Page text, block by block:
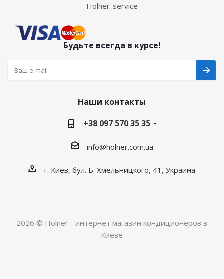
Holner-service
Будьте всегда в курсе!
Наши контакты
+38 097 570 35 35
info@holner.com.ua
г. Киев, бул. Б. Хмельницкого, 41, Украина
2026 © Holner - интернет магазин кондиционеров в
Киеве